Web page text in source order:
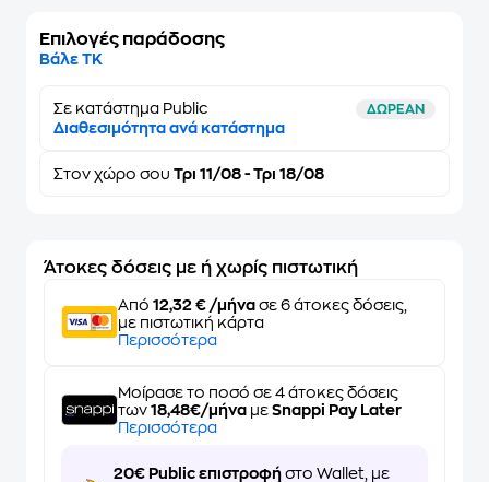
Επιλογές παράδοσης
Βάλε ΤΚ
Σε κατάστημα Public ΔΩΡΕΑΝ
Διαθεσιμότητα ανά κατάστημα
Στον χώρο σου Τρι 11/08 - Τρι 18/08
Άτοκες δόσεις με ή χωρίς πιστωτική
Από 12,32 € /μήνα σε 6 άτοκες δόσεις,
με πιστωτική κάρτα
Περισσότερα
Μοίρασε το ποσό σε 4 άτοκες δόσεις
των 18,48€/μήνα με Snappi Pay Later
Περισσότερα
20€ Public επιστροφή στο Wallet, με